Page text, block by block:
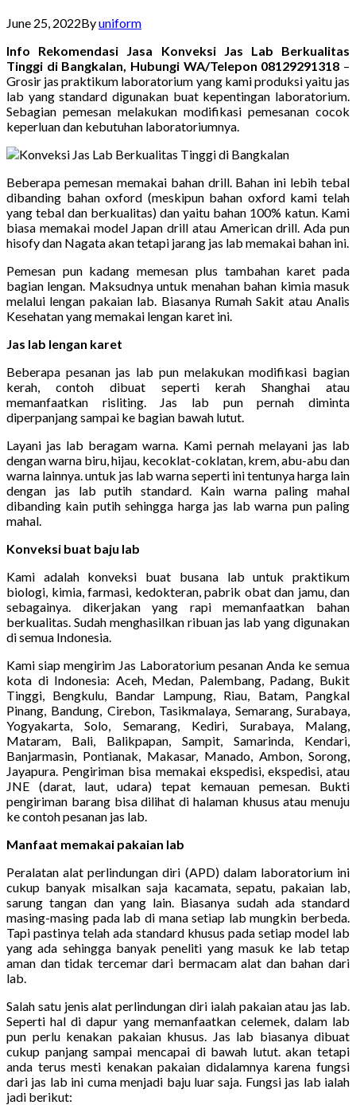
June 25, 2022Byuniform
Info Rekomendasi Jasa Konveksi Jas Lab Berkualitas
Tinggi di Bangkalan, Hubungi WA/Telepon 08129291318 –
Grosir jas praktikum laboratorium yang kami produksi yaitu jas
lab yang standard digunakan buat kepentingan laboratorium.
Sebagian pemesan melakukan modifikasi pemesanan cocok
keperluan dan kebutuhan laboratoriumnya.
Beberapa pemesan memakai bahan drill. Bahan ini lebih tebal
dibanding bahan oxford (meskipun bahan oxford kami telah
yang tebal dan berkualitas) dan yaitu bahan 100% katun. Kami
biasa memakai model Japan drill atau American drill. Ada pun
hisofy dan Nagata akan tetapi jarang jas lab memakai bahan ini.
Pemesan pun kadang memesan plus tambahan karet pada
bagian lengan. Maksudnya untuk menahan bahan kimia masuk
melalui lengan pakaian lab. Biasanya Rumah Sakit atau Analis
Kesehatan yang memakai lengan karet ini.
Jas lab lengan karet
Beberapa pesanan jas lab pun melakukan modifikasi bagian
kerah, contoh dibuat seperti kerah Shanghai atau
memanfaatkan risliting. Jas lab pun pernah diminta
diperpanjang sampai ke bagian bawah lutut.
Layani jas lab beragam warna. Kami pernah melayani jas lab
dengan warna biru, hijau, kecoklat-coklatan, krem, abu-abu dan
warna lainnya. untuk jas lab warna seperti ini tentunya harga lain
dengan jas lab putih standard. Kain warna paling mahal
dibanding kain putih sehingga harga jas lab warna pun paling
mahal.
Konveksi buat baju lab
Kami adalah konveksi buat busana lab untuk praktikum
biologi, kimia, farmasi, kedokteran, pabrik obat dan jamu, dan
sebagainya. dikerjakan yang rapi memanfaatkan bahan
berkualitas. Sudah menghasilkan ribuan jas lab yang digunakan
di semua Indonesia.
Kami siap mengirim Jas Laboratorium pesanan Anda ke semua
kota di Indonesia: Aceh, Medan, Palembang, Padang, Bukit
Tinggi, Bengkulu, Bandar Lampung, Riau, Batam, Pangkal
Pinang, Bandung, Cirebon, Tasikmalaya, Semarang, Surabaya,
Yogyakarta, Solo, Semarang, Kediri, Surabaya, Malang,
Mataram, Bali, Balikpapan, Sampit, Samarinda, Kendari,
Banjarmasin, Pontianak, Makasar, Manado, Ambon, Sorong,
Jayapura. Pengiriman bisa memakai ekspedisi, ekspedisi, atau
JNE (darat, laut, udara) tepat kemauan pemesan. Bukti
pengiriman barang bisa dilihat di halaman khusus atau menuju
ke contoh pesanan jas lab.
Manfaat memakai pakaian lab
Peralatan alat perlindungan diri (APD) dalam laboratorium ini
cukup banyak misalkan saja kacamata, sepatu, pakaian lab,
sarung tangan dan yang lain. Biasanya sudah ada standard
masing-masing pada lab di mana setiap lab mungkin berbeda.
Tapi pastinya telah ada standard khusus pada setiap model lab
yang ada sehingga banyak peneliti yang masuk ke lab tetap
aman dan tidak tercemar dari bermacam alat dan bahan dari
lab.
Salah satu jenis alat perlindungan diri ialah pakaian atau jas lab.
Seperti hal di dapur yang memanfaatkan celemek, dalam lab
pun perlu kenakan pakaian khusus. Jas lab biasanya dibuat
cukup panjang sampai mencapai di bawah lutut. akan tetapi
anda terus mesti kenakan pakaian didalamnya karena fungsi
dari jas lab ini cuma menjadi baju luar saja. Fungsi jas lab ialah
jadi berikut: